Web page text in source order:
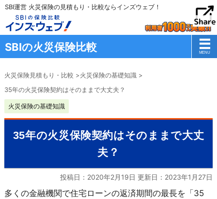
SBI運営 火災保険の見積もり・比較ならインズウェブ！
SBIの火災保険比較
火災保険見積もり・比較 >火災保険の基礎知識 >
35年の火災保険契約はそのままで大丈夫？
火災保険の基礎知識
35年の火災保険契約はそのままで大丈
夫？
投稿日：2020年2月19日 更新日： 2023年1月27日
多くの金融機関で住宅ローンの返済期間の最長を「35